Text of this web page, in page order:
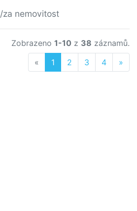
/za nemovitost
Zobrazeno 1-10 z 38 záznamů.
« Previous
1 2 3 4 »